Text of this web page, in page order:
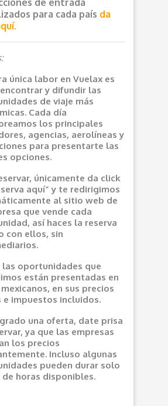
para cada país da
única labor en Vuelax es
y difundir las
de viaje más
Cada día
los principales
agencias, aerolíneas y
para presentarte las
opciones.
únicamente da click
aquí” y te redirigimos
al sitio web de
que vende cada
así haces la reserva
con ellos, sin
las oportunidades que
están presentadas en
en sus precios
e impuestos incluidos.
una oferta, date prisa
ya que las empresas
los precios
Incluso algunas
pueden durar solo
de horas disponibles.